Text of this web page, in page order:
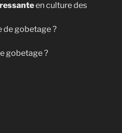
en culture des
de gobetage ?
gobetage ?